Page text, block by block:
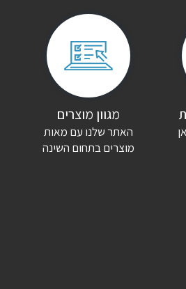
והאתר שלי לפעם הבאה שאגיב.
מגוון מוצרים
האתר שלנו עם מאות
מוצרים בתחום השינה